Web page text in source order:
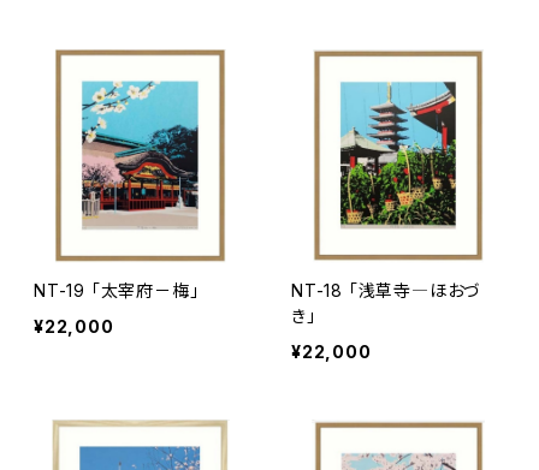
NT-19 「太宰府－梅」
¥22,000
NT-18 「浅草寺―ほおづ
き」
¥22,000